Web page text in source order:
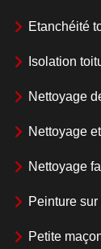
Etanchéité
Isolation
Nettoyage
Nettoyage
Nettoyage
Peinture
Petite